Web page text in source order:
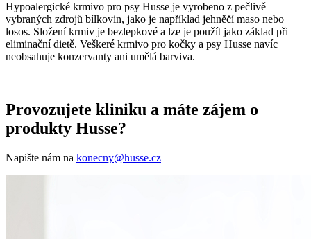
Hypoalergické krmivo pro psy Husse je vyrobeno z pečlivě
vybraných zdrojů bílkovin, jako je například jehněčí maso nebo
losos. Složení krmiv je bezlepkové a lze je použít jako základ při
eliminační dietě. Veškeré krmivo pro kočky a psy Husse navíc
neobsahuje konzervanty ani umělá barviva.
Provozujete kliniku a máte zájem o
produkty Husse?
Napište nám na konecny@husse.cz